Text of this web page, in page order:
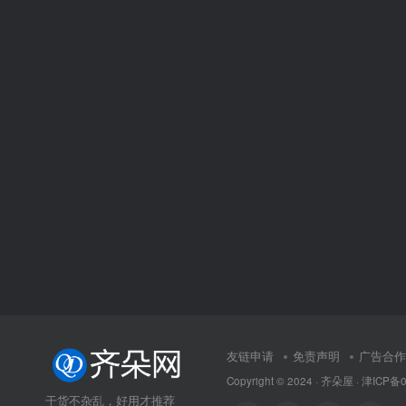
干货不杂乱，好用才推荐
友链申请 免责声明 广告合作
Copyright © 2024 · 齐朵屋 · 津ICP备